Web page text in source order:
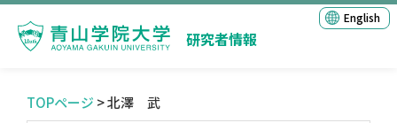
研究者情報
English
TOPページ > 北澤 武